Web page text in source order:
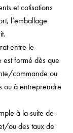
et cotisations
l’emballage
entre le
formé dès que
commande ou
ou à entreprendre
à la suite de
ou des taux de